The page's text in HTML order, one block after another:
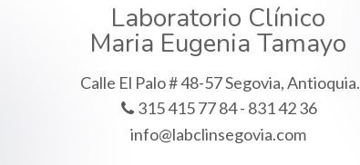
Laboratorio Clínico
Maria Eugenia Tamayo
Calle El Palo # 48-57 Segovia, Antioquia.
315 415 77 84 - 831 42 36
info@labclinsegovia.com